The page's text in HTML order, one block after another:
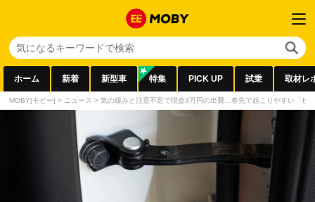
ホーム 新着 新型車 特集 PICK UP 試乗 取材レ
MOBY[モビー] > ニュース > 気の緩みと注意不足で現金3万円の出費…春先で起こりやすい「ヒ